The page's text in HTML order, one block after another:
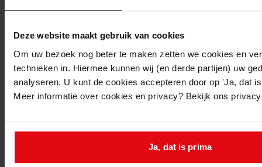
Deze website maakt gebruik van cookies
Om uw bezoek nog beter te maken zetten we cookies en
technieken in. Hiermee kunnen wij (en derde partijen) uw
analyseren. U kunt de cookies accepteren door op 'Ja, dat
Meer informatie over cookies en privacy? Bekijk ons
Ja, dat is prima